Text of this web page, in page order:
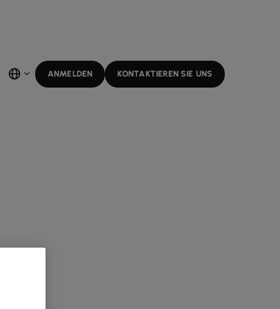
ANMELDEN KONTAKTIEREN SIE UNS